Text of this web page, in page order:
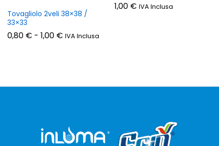
Tovagliolo 2veli 38×38 /
33×33
0,80 € - 1,00 € Fascia
IVA Inclusa
1,00 € IVA Inclusa